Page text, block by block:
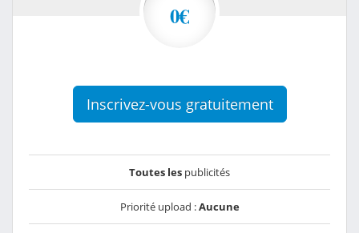
0€
Inscrivez-vous gratuitement
Toutes les publicités
Priorité upload :Aucune